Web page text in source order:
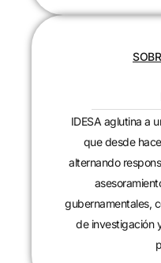
IDESA aglutina a
que desde
alternando
gubernamentales,
de investigación